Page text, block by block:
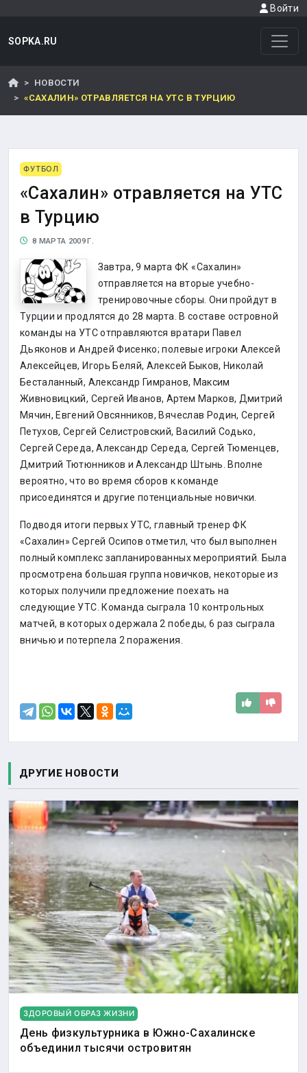
Войти
SOPKA.RU
НОВОСТИ
«САХАЛИН» ОТРАВЛЯЕТСЯ НА УТС В ТУРЦИЮ
ФУТБОЛ
«Сахалин» отравляется на УТС
в Турцию
8 МАРТА 2009 Г.
Завтра, 9 марта ФК «Сахалин»
отправляется на вторые учебно-
тренировочные сборы. Они пройдут в
Турции и продлятся до 28 марта. В составе островной
команды на УТС отправляются вратари Павел
Дьяконов и Андрей Фисенко; полевые игроки Алексей
Алексейцев, Игорь Беляй, Алексей Быков, Николай
Бесталанный, Александр Гимранов, Максим
Живновицкий, Сергей Иванов, Артем Марков, Дмитрий
Мячин, Евгений Овсянников, Вячеслав Родин, Сергей
Петухов, Сергей Селистровский, Василий Содько,
Сергей Середа, Александр Середа, Сергей Тюменцев,
Дмитрий Тютюнников и Александр Штынь. Вполне
вероятно, что во время сборов к команде
присоединятся и другие потенциальные новички.
Подводя итоги первых УТС, главный тренер ФК
«Сахалин» Сергей Осипов отметил, что был выполнен
полный комплекс запланированных мероприятий. Была
просмотрена большая группа новичков, некоторые из
которых получили предложение поехать на
следующие УТС. Команда сыграла 10 контрольных
матчей, в которых одержала 2 победы, 6 раз сыграла
вничью и потерпела 2 поражения.
ДРУГИЕ НОВОСТИ
ЗДОРОВЫЙ ОБРАЗ ЖИЗНИ
День физкультурника в Южно-Сахалинске
объединил тысячи островитян